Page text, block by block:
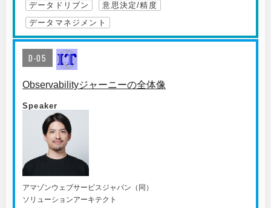
データドリブン
意思決定/精度
データマネジメント
D-05
Observabilityジャーニーの全体像
Speaker
アマゾンウェブサービスジャパン（同）
ソリューションアーキテクト